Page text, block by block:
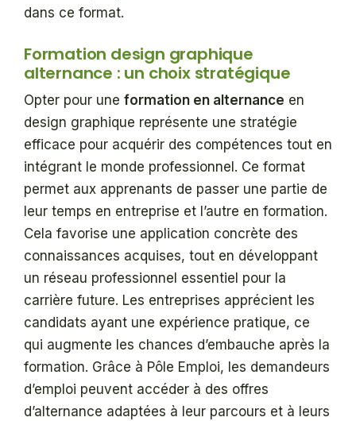
dans ce format.
Formation design graphique
alternance : un choix stratégique
Opter pour une formation en alternance en
design graphique représente une stratégie
efficace pour acquérir des compétences tout en
intégrant le monde professionnel. Ce format
permet aux apprenants de passer une partie de
leur temps en entreprise et l’autre en formation.
Cela favorise une application concrète des
connaissances acquises, tout en développant
un réseau professionnel essentiel pour la
carrière future. Les entreprises apprécient les
candidats ayant une expérience pratique, ce
qui augmente les chances d’embauche après la
formation. Grâce à Pôle Emploi, les demandeurs
d’emploi peuvent accéder à des offres
d’alternance adaptées à leur parcours et à leurs